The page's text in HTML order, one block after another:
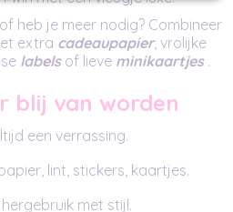
heb je meer nodig? Combineer
extra cadeaupapier, vrolijke
labels of lieve minikaartjes.
blij van worden
een verrassing.
lint, stickers, kaartjes.
met stijl.